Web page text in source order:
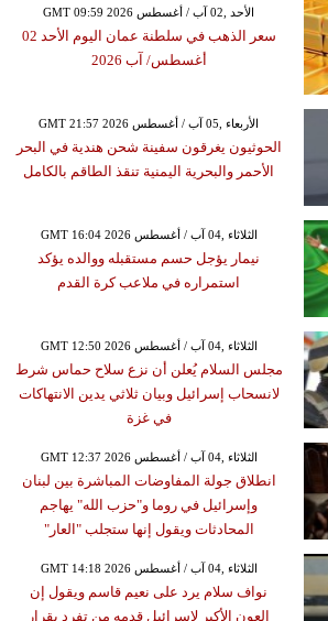
GMT 09:59 2026 الأحد ,02 آب / أغسطس
سعر الذهب في سلطنة عمان اليوم الأحد 02
أغسطس/ آب 2026
GMT 21:57 2026 الأربعاء ,05 آب / أغسطس
الحوثيون يغرقون سفينة شحن هندية في البحر
الأحمر والبحرية اليمنية تنقذ الطاقم بالكامل
GMT 16:04 2026 الثلاثاء ,04 آب / أغسطس
نيمار يؤجل حسم مستقبله ووالده يؤكد
استمراره في ملاعب كرة القدم
GMT 12:50 2026 الثلاثاء ,04 آب / أغسطس
مجلس السلام يُعلن أن نزع سلاح حماس شرط
لانسحاب إسرائيل وبيان ثلاثي يدين الانتهاكات
في غزة
GMT 12:37 2026 الثلاثاء ,04 آب / أغسطس
انطلاق جولة المفاوضات المباشرة بين لبنان
وإسرائيل في روما و"حزب الله" يهاجم
المحادثات ويقول إنها ستجلب "العار"
GMT 14:18 2026 الثلاثاء ,04 آب / أغسطس
نواف سلام يرد على نعيم قاسم ويقول إن
العون الأكبر لإسرائيل قدمه من تفرد بقرار